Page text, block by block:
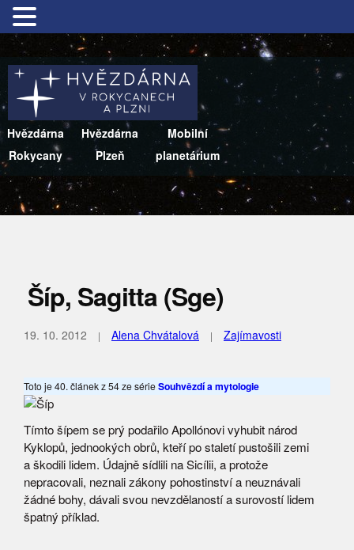
Hvězdárna
Rokycany
Hvězdárna
Plzeň
Mobilní
planetárium
Šíp, Sagitta (Sge)
19. 10. 2012 Alena Chvátalová Zajímavosti
Toto je 40. článek z 54 ze sérieSouhvězdí a mytologie
Tímto šípem se prý podařilo Apollónovi vyhubit národ
Kyklopů, jednookých obrů, kteří po staletí pustošili zemi
a škodili lidem. Údajně sídlili na Sicílii, a protože
nepracovali, neznali zákony pohostinství a neuznávali
žádné bohy, dávali svou nevzdělaností a surovostí lidem
špatný příklad.